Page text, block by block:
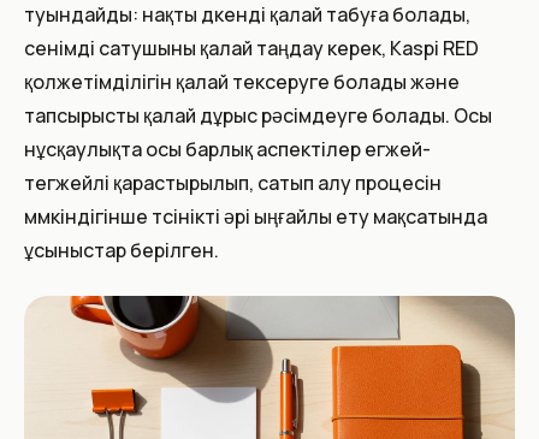
туындайды: нақты дүкенді қалай табуға болады,
сенімді сатушыны қалай таңдау керек, Kaspi RED
қолжетімділігін қалай тексеруге болады және
тапсырысты қалай дұрыс рәсімдеуге болады. Осы
нұсқаулықта осы барлық аспектілер егжей-
тегжейлі қарастырылып, сатып алу процесін
мүмкіндігінше түсінікті әрі ыңғайлы ету мақсатында
ұсыныстар берілген.